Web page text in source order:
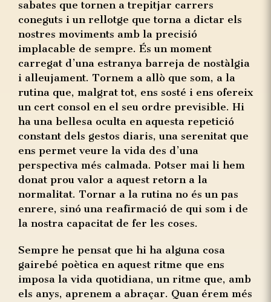
sabates que tornen a trepitjar carrers
coneguts i un rellotge que torna a dictar els
nostres moviments amb la precisió
implacable de sempre. És un moment
carregat d’una estranya barreja de nostàlgia
i alleujament. Tornem a allò que som, a la
rutina que, malgrat tot, ens sosté i ens ofereix
un cert consol en el seu ordre previsible. Hi
ha una bellesa oculta en aquesta repetició
constant dels gestos diaris, una serenitat que
ens permet veure la vida des d’una
perspectiva més calmada. Potser mai li hem
donat prou valor a aquest retorn a la
normalitat. Tornar a la rutina no és un pas
enrere, sinó una reafirmació de qui som i de
la nostra capacitat de fer les coses.
Sempre he pensat que hi ha alguna cosa
gairebé poètica en aquest ritme que ens
imposa la vida quotidiana, un ritme que, amb
els anys, aprenem a abraçar. Quan érem més